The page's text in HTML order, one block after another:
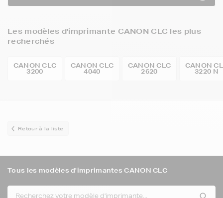
Les modèles d'imprimante CANON CLC les plus
recherchés
CANON CLC
3200
CANON CLC
4040
CANON CLC
2620
CANON
3220 N
Retour à la liste
Tous les modèles d'imprimantes CANON CLC